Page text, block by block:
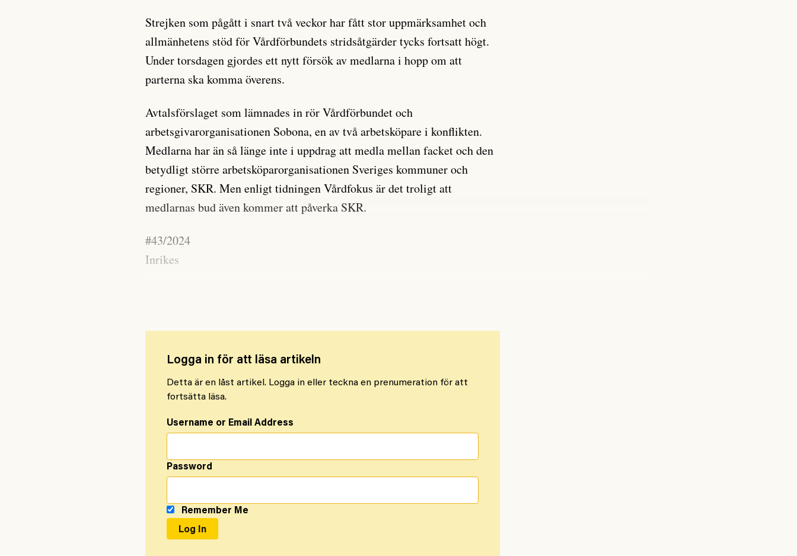
Strejken som pågått i snart två veckor har fått stor uppmärksamhet och
allmänhetens stöd för Vårdförbundets stridsåtgärder tycks fortsatt högt.
Under torsdagen gjordes ett nytt försök av medlarna i hopp om att
parterna ska komma överens.
Avtalsförslaget som lämnades in rör Vårdförbundet och
arbetsgivarorganisationen Sobona, en av två arbetsköpare i konflikten.
Medlarna har än så länge inte i uppdrag att medla mellan facket och den
betydligt större arbetsköparorganisationen Sveriges kommuner och
regioner, SKR. Men enligt tidningen Vårdfokus är det troligt att
medlarnas bud även kommer att påverka SKR.
#43/2024
Inrikes
Logga in för att läsa artikeln
Detta är en låst artikel. Logga in eller teckna en prenumeration för att
fortsätta läsa.
Username or Email Address
Password
Remember Me